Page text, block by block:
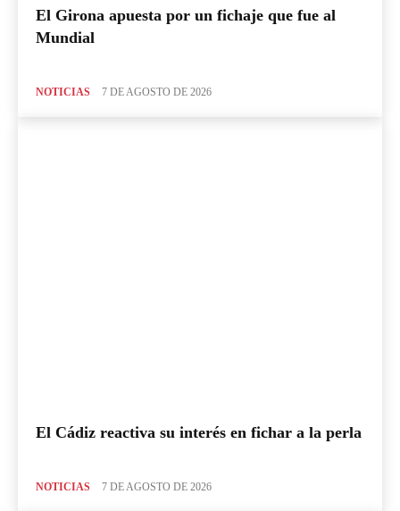
El Girona apuesta por un fichaje que fue al
Mundial
NOTICIAS 7 DE AGOSTO DE 2026
El Cádiz reactiva su interés en fichar a la perla
NOTICIAS 7 DE AGOSTO DE 2026